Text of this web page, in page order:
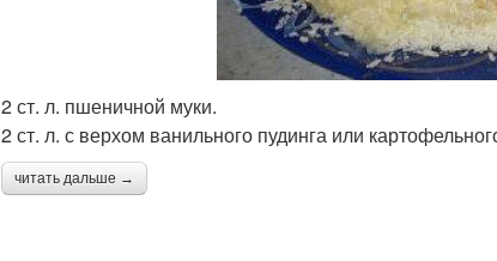
2 ст. л. пшеничной муки.
2 ст. л. с верхом ванильного пудинга или
читать дальше →